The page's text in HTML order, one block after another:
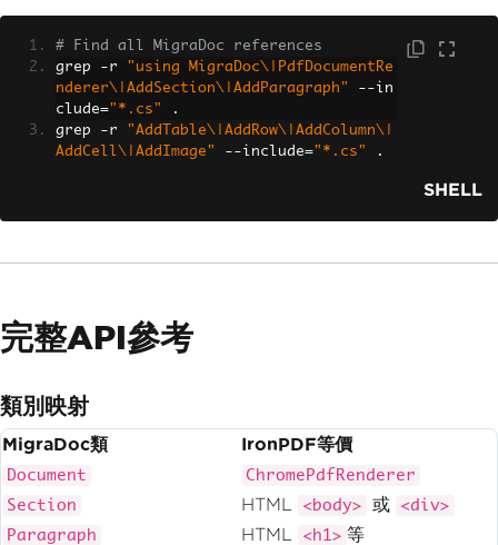
# Find all MigraDoc references
grep -r
"using MigraDoc\|PdfDocumentRe
nderer\|AddSection\|AddParagraph"
--in
clude="*.cs"
.
grep -r
"AddTable\|AddRow\|AddColumn\|
AddCell\|AddImage"
--include="*.cs" .
SHELL
完整API參考
類別映射
MigraDoc類 IronPDF等價
Document
ChromePdfRenderer
Section
HTML <body> 或 <div>
Paragraph
HTML <h1> 等